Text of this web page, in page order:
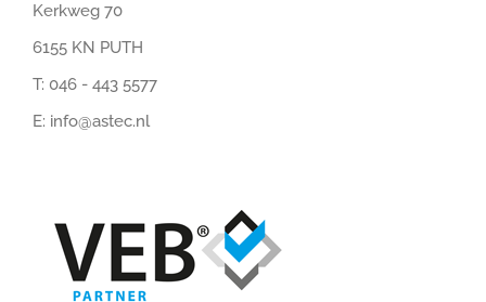
Kerkweg 70
6155 KN PUTH
T: 046 - 443 5577
E: info@astec.nl